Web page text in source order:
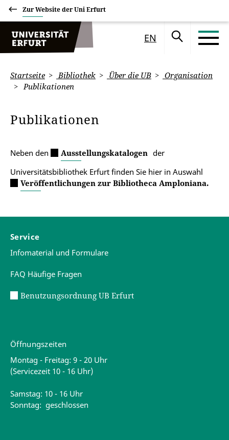
Zur Website der Uni Erfurt
EN
Startseite Bibliothek Über die UB
Organisation
Publikationen
Publikationen
Neben den Ausstellungskatalogen der
Universitätsbibliothek Erfurt finden Sie hier in Auswahl
Veröffentlichungen zur Bibliotheca Amploniana.
Service
Infomaterial und Formulare
FAQ Häufige Fragen
Benutzungsordnung UB Erfurt
Öffnungszeiten
Montag - Freitag: 9 - 20 Uhr
(Servicezeit 10 - 16 Uhr)
Samstag: 10 - 16 Uhr
Sonntag: geschlossen